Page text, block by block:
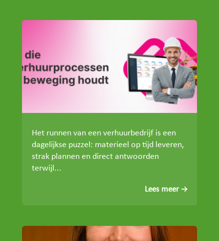
Het runnen van een verhuurbedrijf is een
dagelijkse puzzel: materieel op tijd leveren,
strak plannen en direct antwoorden
terwijl...
Lees meer